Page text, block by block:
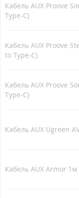
Кабель AUX Proove
Type-C)
Кабель AUX Proove
to Type-C)
Кабель AUX Proove
Type-C)
Кабель AUX Ugreen
Кабель AUX Armor